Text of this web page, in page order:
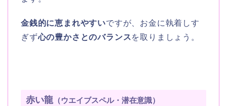
金銭的に恵まれやすいですが、お金に執着しす
ぎず心の豊かさとのバランスを取りましょう。
赤い龍（ウエイブスペル・潜在意識）